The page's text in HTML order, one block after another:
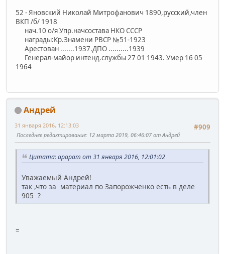
52 - Яновский Николай Митрофанович 1890,русский,член
ВКП /б/ 1918
нач.10 о/я Упр.начсостава НКО СССР
награды:Кр.Знамени РВСР №51-1923
Арестован .......1937.ДПО ..........1939
Генерал-майор интенд.службы 27 01 1943. Умер 16 05
1964
Андрей
#909
31 января 2016, 12:13:03
Последнее редактирование: 12 марта 2019, 06:46:07 от Андрей
Цитата: арарат от 31 января 2016, 12:01:02
Уважаемый Андрей!
так ,что за материал по Запорожченко есть в деле
905 ?
=